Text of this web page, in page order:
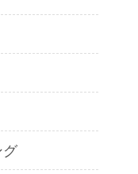
グ